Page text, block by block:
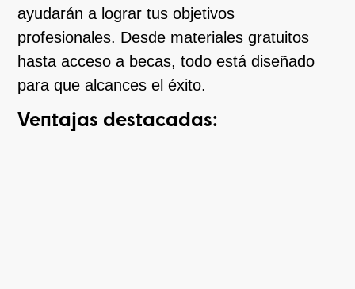
ayudarán a lograr tus objetivos
profesionales. Desde materiales gratuitos
hasta acceso a becas, todo está diseñado
para que alcances el éxito.
Ventajas destacadas: